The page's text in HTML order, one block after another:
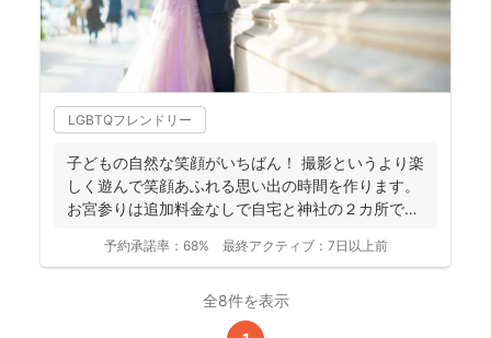
LGBTQフレンドリー
子どもの自然な笑顔がいちばん！ 撮影というより楽
しく遊んで笑顔あふれる思い出の時間を作ります。
お宮参りは追加料金なしで自宅と神社の２カ所で撮
予約承諾率： 68% 最終アクティブ： 7日以上前
全8件を表示